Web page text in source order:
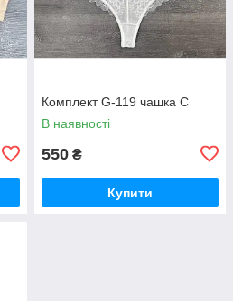
Комплект G-119 чашка С
В наявності
550 ₴
Купити